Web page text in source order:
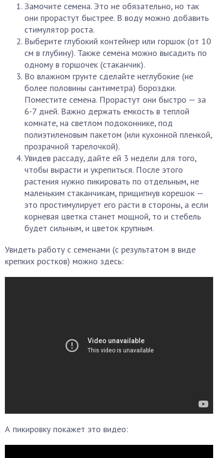
Замочите семена. Это не обязательно, но так
они прорастут быстрее. В воду можно добавить
стимулятор роста.
Выберите глубокий контейнер или горшок (от 10
см в глубину). Также семена можно высадить по
одному в горшочек (стаканчик).
Во влажном грунте сделайте неглубокие (не
более половины сантиметра) бороздки.
Поместите семена. Прорастут они быстро — за
6-7 дней. Важно держать емкость в теплой
комнате, на светлом подоконнике, под
полиэтиленовым пакетом (или кухонной пленкой,
прозрачной тарелочкой).
Увидев рассаду, дайте ей 3 недели для того,
чтобы вырасти и укрепиться. После этого
растения нужно пикировать по отдельным, не
маленьким стаканчикам, прищипнув корешок —
это простимулирует его расти в стороны, а если
корневая цветка станет мощной, то и стебель
будет сильным, и цветок крупным.
Увидеть работу с семенами (с результатом в виде
крепких ростков) можно здесь:
А пикировку покажет это видео: